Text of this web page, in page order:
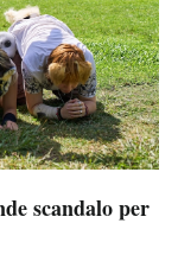
scandalo per